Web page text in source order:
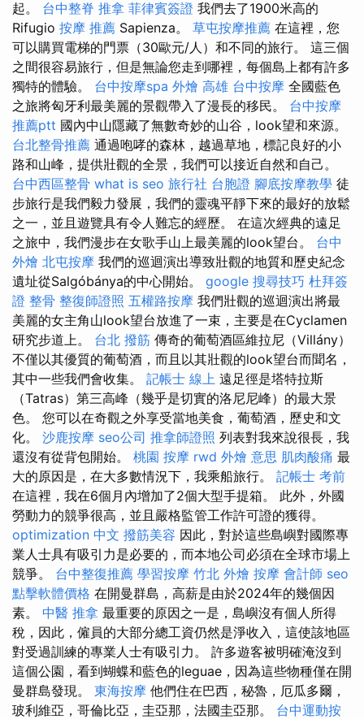
起。 台中整脊 推拿 菲律賓簽證 我們去了1900米高的
Rifugio 按摩 推薦 Sapienza。 草屯按摩推薦 在這裡，您
可以購買電梯的門票（30歐元/人）和不同的旅行。 這三個
之間很容易旅行，但是無論您走到哪裡，每個島上都有許多
獨特的體驗。 台中按摩spa 外燴 高雄 台中按摩 全國藍色
之旅將匈牙利最美麗的景觀帶入了漫長的移民。 台中按摩
推薦ptt 國內中山隱藏了無數奇妙的山谷，look望和來源。
台北整骨推薦 通過咆哮的森林，越過草地，標記良好的小
路和山峰，提供壯觀的全景，我們可以接近自然和自己。
台中西區整骨 what is seo 旅行社 台胞證 腳底按摩教學 徒
步旅行是我們毅力發展，我們的靈魂平靜下來的最好的放鬆
之一，並且遊覽具有令人難忘的經歷。 在這次經典的遠足
之旅中，我們漫步在女歌手山上最美麗的look望台。 台中
外燴 北屯按摩 我們的巡迴演出導致壯觀的地質和歷史紀念
遺址從Salgóbánya的中心開始。 google 搜尋技巧 杜拜簽
證 整骨 整復師證照 五權路按摩 我們壯觀的巡迴演出將最
美麗的女主角山look望台放進了一束，主要是在Cyclamen
研究步道上。 台北 撥筋 傳奇的葡萄酒區維拉尼（Villány）
不僅以其優質的葡萄酒，而且以其壯觀的look望台而聞名，
其中一些我們會收集。 記帳士 線上 遠足徑是塔特拉斯
（Tatras）第三高峰（幾乎是切實的洛尼尼峰）的最大景
色。 您可以在奇觀之外享受當地美食，葡萄酒，歷史和文
化。 沙鹿按摩 seo公司 推拿師證照 列表對我來說很長，我
還沒有從背包開始。 桃園 按摩 rwd 外燴 意思 肌肉酸痛 最
大的原因是，在大多數情況下，我乘船旅行。 記帳士 考前
在這裡，我在6個月內增加了2個大型手提箱。 此外，外國
勞動力的競爭很高，並且嚴格監管工作許可證的獲得。
optimization 中文 撥筋美容 因此，對於這些島嶼對國際專
業人士具有吸引力是必要的，而本地公司必須在全球市場上
競爭。 台中整復推薦 學習按摩 竹北 外燴 按摩 會計師 seo
點擊軟體價格 在開曼群島，高薪是由於2024年的幾個因
素。 中醫 推拿 最重要的原因之一是，島嶼沒有個人所得
稅，因此，僱員的大部分總工資仍然是淨收入，這使該地區
對受過訓練的專業人士有吸引力。 許多遊客被明確淹沒到
這個公園，看到蝴蝶和藍色的leguae，因為這些物種僅在開
曼群島發現。 東海按摩 他們住在巴西，秘魯，厄瓜多爾，
玻利維亞，哥倫比亞，圭亞那，法國圭亞那。 台中運動按